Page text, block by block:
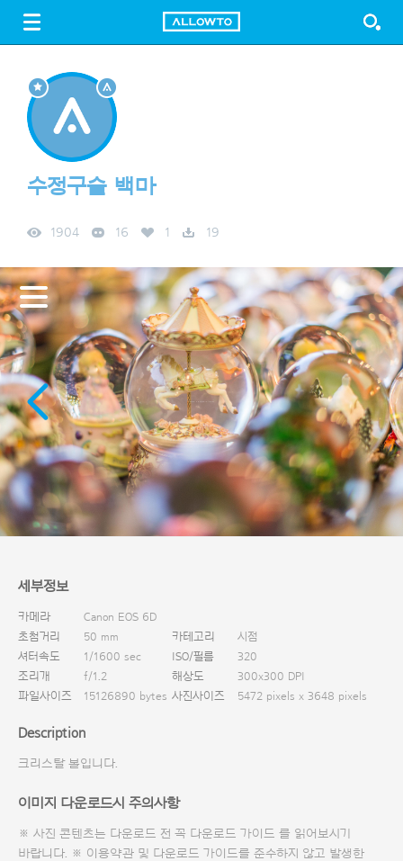
FREE DOWNLOAD
수정구슬 백마
1904 16 1 19
세부정보
카메라
Canon EOS 6D
초첨거리
50 mm 카테고리
시점
셔터속도
1/1600 sec ISO/필름
320
조리개
f/1.2 해상도
300x300 DPI
파일사이즈
15126890 bytes 사진사이즈 5472 pixels x 3648 pixels
Description
크리스탈 볼입니다.
이미지 다운로드시 주의사항
※ 사진 콘텐츠는 다운로드 전 꼭 다운로드 가이드 를 읽어보시기
바랍니다. ※ 이용약관 및 다운로드 가이드를 준수하지 않고 발생한